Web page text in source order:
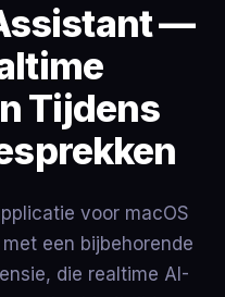
—
Tijdens
voor macOS
een bijbehorende
die realtime AI-